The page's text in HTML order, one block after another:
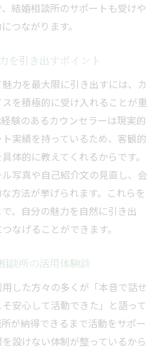
結婚相談所のサポートも受けや
つながります。
を引き出すポイント
力を最大限に引き出すには、カ
を積極的に受け入れることが重
験のあるカウンセラーは現実的
実績を持っているため、客観的
体的に教えてくれるからです。
写真や自己紹介文の見直し、会
方法が挙げられます。これらを
、自分の魅力を自然に引き出
なげることができます。
談所の活用体験談
した方々の多くが「本音で話せ
安心して活動できた」と語って
が納得できるまで活動をサポー
設けない体制が整っているから